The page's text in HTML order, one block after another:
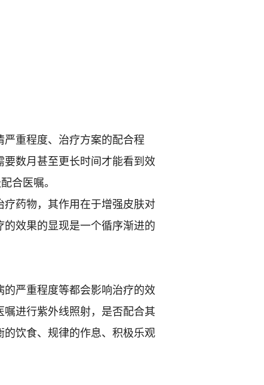
重程度、治疗方案的配合程
数月甚至更长时间才能看到效
合医嘱。
药物，其作用在于增强皮肤对
效果的显现是一个循序渐进的
严重程度等都会影响治疗的效
进行紫外线照射，是否配合其
饮食、规律的作息、积极乐观